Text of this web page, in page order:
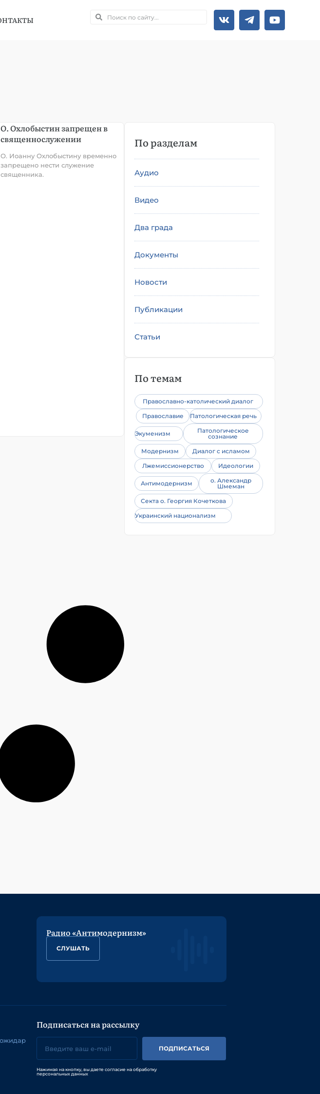
О. Охлобыстин запрещен в
священнослужении
О. Иоанну Охлобыстину временно
запрещено нести служение
священника.
По разделам
Аудио
Видео
Два града
Документы
Новости
Публикации
Статьи
По темам
Православно-католический диалог
Православие
Патологическая речь
Экуменизм
Патологическое
сознание
Модернизм
Диалог с исламом
Лжемиссионерство
Идеологии
Антимодернизм
о. Александр
Шмеман
Секта о. Георгия Кочеткова
Украинский национализм
Радио «Антимодернизм»
СЛУШАТЬ
Подписаться на рассылку
ПОДПИСАТЬСЯ
Нажимая на кнопку, вы даете согласие на обработку
персональных данных